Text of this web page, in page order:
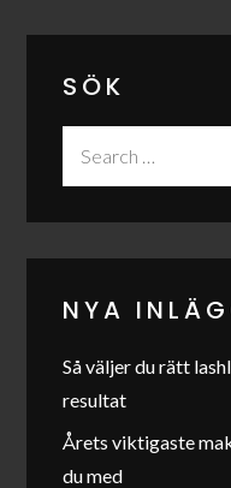
SÖK
NYA
Så väljer du rätt
resultat
Årets viktigaste
du med